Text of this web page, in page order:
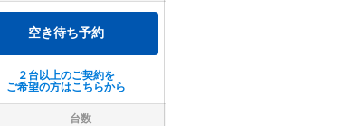
空き待ち予約
２台以上のご契約を
ご希望の方はこちらから
台数